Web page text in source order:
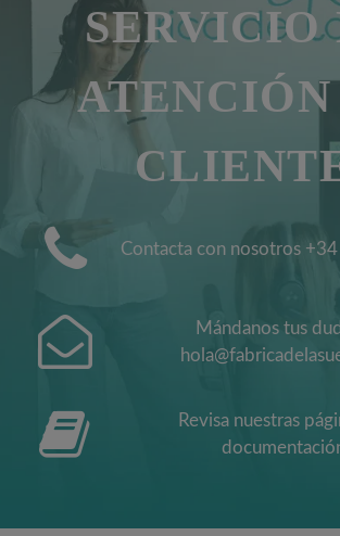
SERVICIO
Contacta con nosotros
Mándanos tus
Revisa nuestras